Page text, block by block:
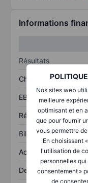
Nos sites web
meilleure
optimisant et en
que pour fournir
vous permettre
En choisissant
l'utilisation de
personnelles
consentement »
de
Informations
Résultats
Chiffre d’affaires
EBITDA
Résultat net
Bilan
Actifs totaux
Dette totale